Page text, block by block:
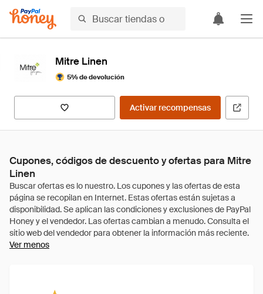
Mitre Linen
5% de devolución
Activar recompensas
Cupones, códigos de descuento y ofertas para Mitre
Linen
Ver menos